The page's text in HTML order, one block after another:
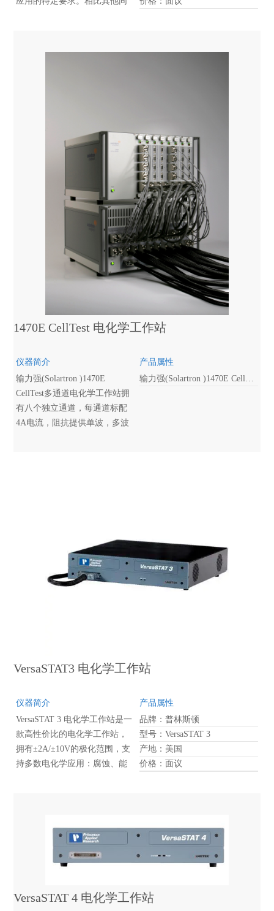
1470E CellTest 电化学工作站
仪器简介
输力强(Solartron )1470E
CellTest多通道电化学工作站拥
有八个独立通道，每通道标配
4A电流，阻抗提供单波，多波
产品属性
VersaSTAT3 电化学工作站
仪器简介
VersaSTAT 3 电化学工作站是一
款高性价比的电化学工作站，
拥有±2A/±10V的极化范围，支
持多数电化学应用：腐蚀、能
产品属性
品牌：普林斯顿
型号：VersaSTAT 3
产地：美国
价格：面议
VersaSTAT 4 电化学工作站